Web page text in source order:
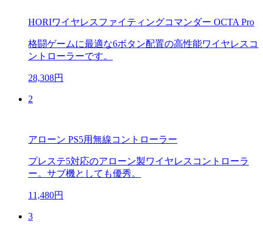
HORIワイヤレスファイティングコマンダー OCTA Pro
格闘ゲームに最適な6ボタン配置の高性能ワイヤレスコ
ントローラーです。
28,308円
2
アローン PS5用無線コントローラー
プレステ5対応のアローン製ワイヤレスコントローラ
ー。サブ機としても優秀。
11,480円
3